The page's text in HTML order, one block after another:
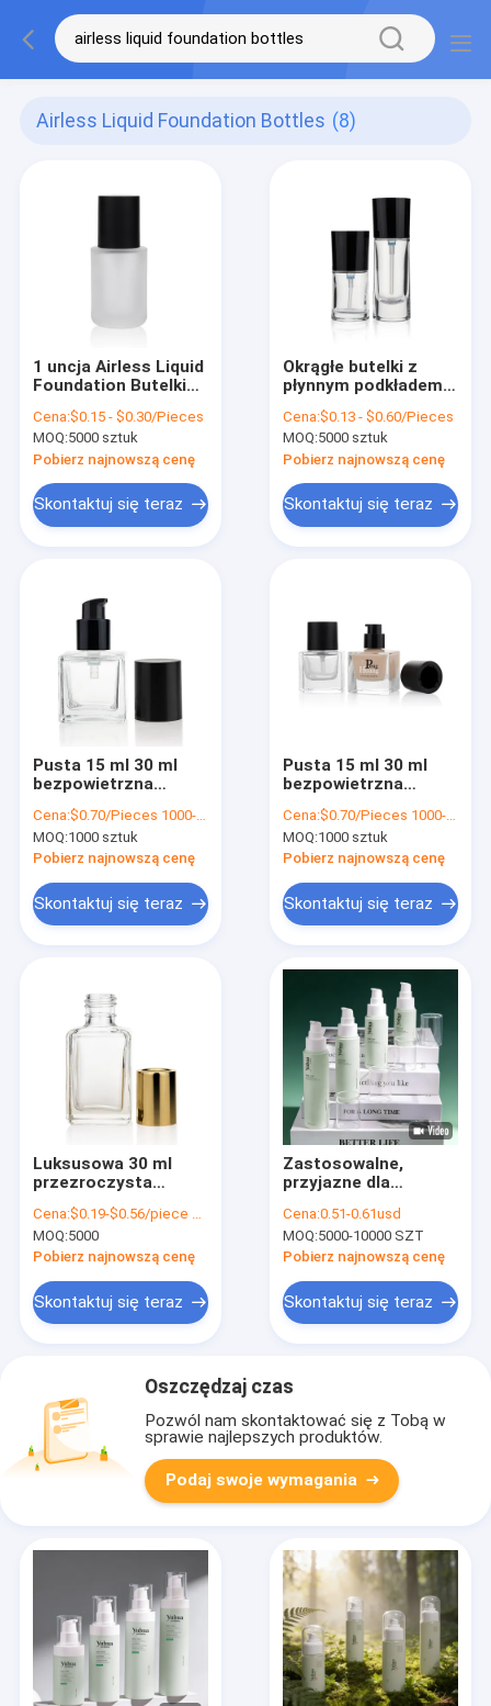
Airless Liquid Foundation Bottles (8)
1 uncja Airless Liquid
Foundation Butelki
pompką do nakrętek
Cena:$0.15 - $0.30/Pieces
MOQ:5000 sztuk
Pobierz najnowszą cenę
Skontaktuj się teraz
Okrągłe butelki z
płynnym podkładem
butelka z pompką
bezpowietrzną o
pojemności 30 ml
Cena:$0.13 - $0.60/Pieces
MOQ:5000 sztuk
Pobierz najnowszą cenę
Skontaktuj się teraz
Pusta 15 ml 30 ml
bezpowietrzna
przezroczysta z
pompką
Cena:$0.70/Pieces 1000-4999 Pieces
MOQ:1000 sztuk
Pobierz najnowszą cenę
Skontaktuj się teraz
Pusta 15 ml 30 ml
bezpowietrzna
przezroczysta
matowa z pompką
Cena:$0.70/Pieces 1000-4999 Pieces
MOQ:1000 sztuk
Pobierz najnowszą cenę
Skontaktuj się teraz
Luksusowa 30 ml
przezroczysta
butelka do pakowania
perfum z zakrętką
Cena:$0.19-$0.56/piece EXW
MOQ:5000
Pobierz najnowszą cenę
Skontaktuj się teraz
Zastosowalne,
przyjazne dla
plastikowe butelki
opakowaniowe o
wysokiej odporności
kosmetycznych
Cena:0.51-0.61usd
MOQ:5000-10000 SZT
Pobierz najnowszą cenę
Skontaktuj się teraz
Oszczędzaj czas
Pozwól nam skontaktować się z Tobą w
sprawie najlepszych produktów.
Podaj swoje wymagania